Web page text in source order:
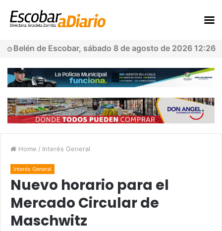
Belén de Escobar, sábado 8 de agosto de 2026 12:26
Home / Interés General
Interés General
Nuevo horario para el
Mercado Circular de
Maschwitz